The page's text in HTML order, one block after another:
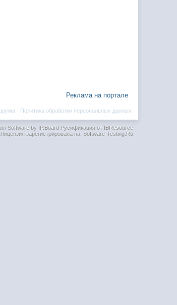
Реклама на портале
Политика обработки персональных данных
·
Software by IP.BoardРусификация от IBResource
Лицензия зарегистрирована на: Software-Testing.Ru